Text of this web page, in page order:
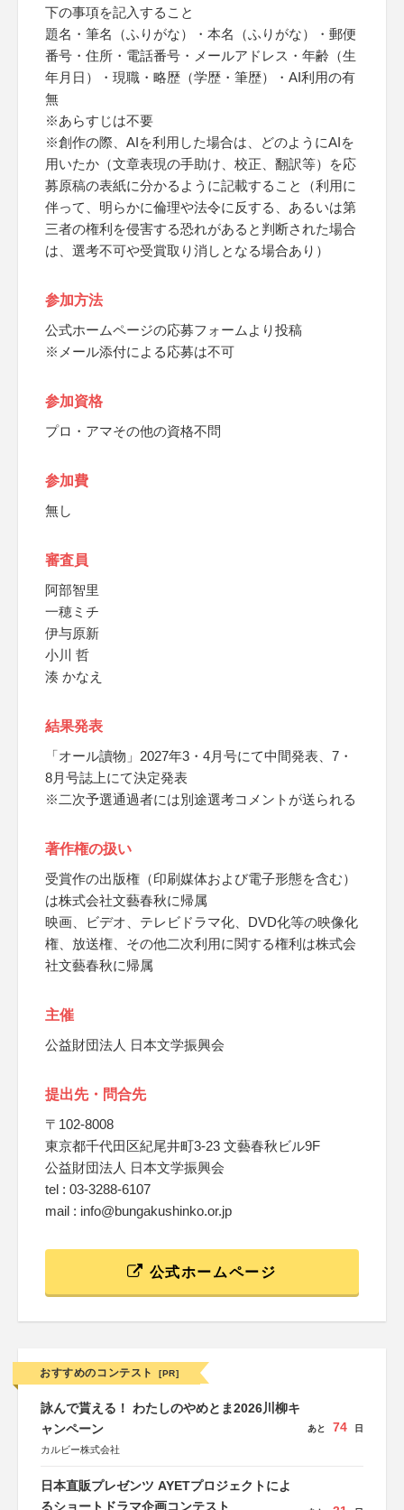
下の事項を記入すること
題名・筆名（ふりがな）・本名（ふりがな）・郵便
番号・住所・電話番号・メールアドレス・年齢（生
年月日）・現職・略歴（学歴・筆歴）・AI利用の有
無
※あらすじは不要
※創作の際、AIを利用した場合は、どのようにAIを
用いたか（文章表現の手助け、校正、翻訳等）を応
募原稿の表紙に分かるように記載すること（利用に
伴って、明らかに倫理や法令に反する、あるいは第
三者の権利を侵害する恐れがあると判断された場合
は、選考不可や受賞取り消しとなる場合あり）
参加方法
公式ホームページの応募フォームより投稿
※メール添付による応募は不可
参加資格
プロ・アマその他の資格不問
参加費
無し
審査員
阿部智里
一穂ミチ
伊与原新
小川 哲
湊 かなえ
結果発表
「オール讀物」2027年3・4月号にて中間発表、7・
8月号誌上にて決定発表
※二次予選通過者には別途選考コメントが送られる
著作権の扱い
受賞作の出版権（印刷媒体および電子形態を含む）
は株式会社文藝春秋に帰属
映画、ビデオ、テレビドラマ化、DVD化等の映像化
権、放送権、その他二次利用に関する権利は株式会
社文藝春秋に帰属
主催
公益財団法人 日本文学振興会
提出先・問合先
〒102-8008
東京都千代田区紀尾井町3-23 文藝春秋ビル9F
公益財団法人 日本文学振興会
tel : 03-3288-6107
mail : info@bungakushinko.or.jp
公式ホームページ
おすすめのコンテスト [PR]
詠んで貰える！ わたしのやめとま2026川柳キ
ャンペーン
カルビー株式会社
あと 74 日
日本直販プレゼンツ AYETプロジェクトによ
るショートドラマ企画コンテスト